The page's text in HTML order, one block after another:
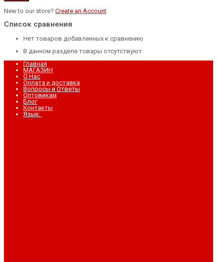
New to our store? Create an Account
Список сравнения
Нет товаров добавленных к сравнению
В данном разделе товары отсутствуют
Главная
МАГАЗИН
О Нас
Оплата и доставка
Вопросы и Ответы
Оптовикам
Блог
Контакты
Язык: